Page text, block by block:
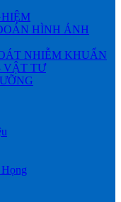
HÌNH ẢNH
NHIỄM KHUẨN
VẬT TƯ